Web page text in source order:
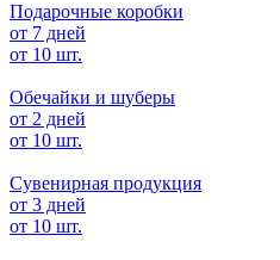
Подарочные коробки
от 7 дней
от 10 шт.
Обечайки и шуберы
от 2 дней
от 10 шт.
Сувенирная продукция
от 3 дней
от 10 шт.